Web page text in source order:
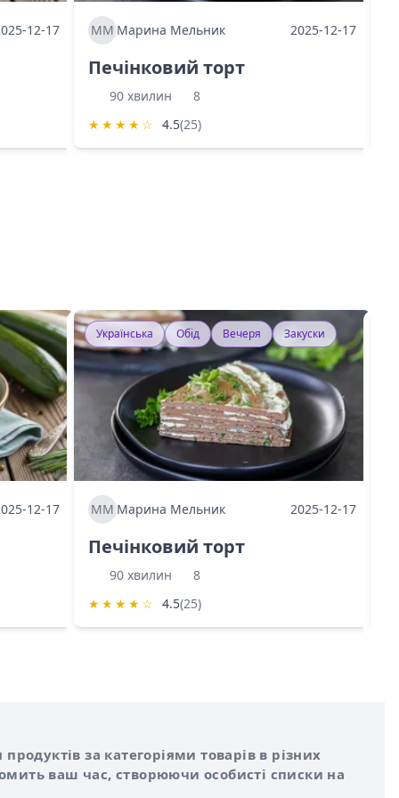
12-17 МММарина Мельник 2025-12-17
Печінковий торт
90 хвилин
8
★ ★ ★ ★ ☆ 4.5(25)
12-17
Українська Обід Вечеря Закуски
МММарина Мельник 2025-12-17
Печінковий торт
90 хвилин
8
★ ★ ★ ★ ☆ 4.5(25)
за категоріями товарів в різних
ваш час, створюючи особисті списки на